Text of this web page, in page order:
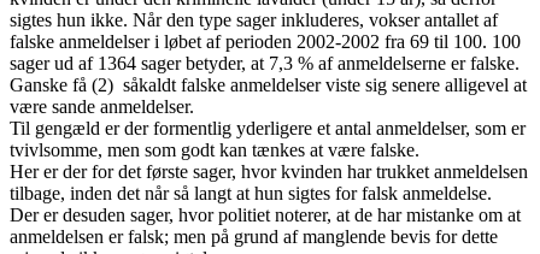
sigtes hun ikke. Når den type sager inkluderes, vokser antallet af
falske anmeldelser i løbet af perioden 2002-2002 fra 69 til 100. 100
sager ud af 1364 sager betyder, at 7,3 % af anmeldelserne er falske.
Ganske få (2) såkaldt falske anmeldelser viste sig senere alligevel at
være sande anmeldelser.
Til gengæld er der formentlig yderligere et antal anmeldelser, som er
tvivlsomme, men som godt kan tænkes at være falske.
Her er der for det første sager, hvor kvinden har trukket anmeldelsen
tilbage, inden det når så langt at hun sigtes for falsk anmeldelse.
Der er desuden sager, hvor politiet noterer, at de har mistanke om at
anmeldelsen er falsk; men på grund af manglende bevis for dette